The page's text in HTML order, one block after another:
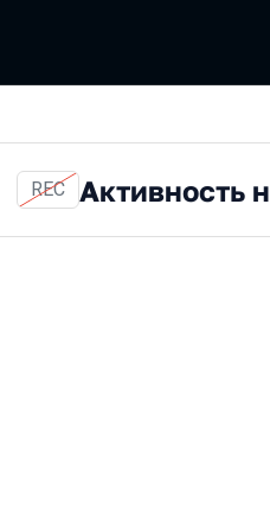
REC Активность